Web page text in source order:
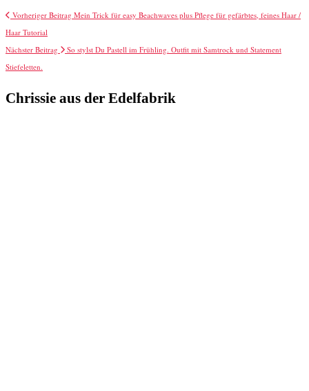
Vorheriger Beitrag Mein Trick für easy Beachwaves plus Pflege für gefärbtes, feines Haar /
Haar Tutorial
Nächster Beitrag
So stylst Du Pastell im Frühling. Outfit mit Samtrock und Statement
Stiefeletten.
Chrissie aus der Edelfabrik